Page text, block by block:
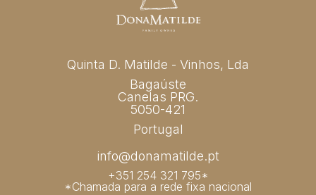
Quinta D. Matilde - Vinhos, Lda
Bagaúste
Canelas PRG.
5050-421
Portugal
info@donamatilde.pt
+351 254 321 795*
*Chamada para a rede fixa nacional